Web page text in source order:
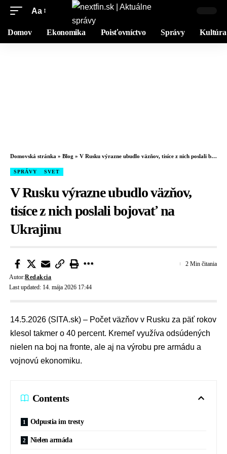
Aa
Domov Ekonomika Poisťovníctvo Správy Kultúra
Domovská stránka » Blog » V Rusku výrazne ubudlo väzňov, tisíce z nich poslali bojovať na Ukrajinu
SPRÁVY SVET
V Rusku výrazne ubudlo väzňov,
tisíce z nich poslali bojovať na
Ukrajinu
Last updated: 14. mája 2026 17:44
Autor:Redakcia
2 Min čitania
14.5.2026 (SITA.sk) – Počet väzňov v Rusku za päť rokov
klesol takmer o 40 percent. Kremeľ využíva odsúdených
nielen na boj na fronte, ale aj na výrobu pre armádu a
vojnovú ekonomiku.
Contents
Odpustia im tresty
Nielen armáda